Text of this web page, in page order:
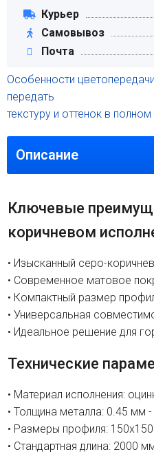
Курьер
Самовывоз
Почта
Особенности
передать
текстуру и оттенок в
Описание
Ключевые
коричневом
• Изысканный серо-
• Современное матовое
• Компактный размер
• Универсальная
• Идеальное решение для
Технические
• Материал исполнения:
• Толщина металла: 0.45 мм
• Размеры профиля:
• Стандартная длина: 2000